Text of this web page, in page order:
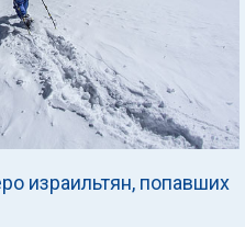
израильтян, попавших